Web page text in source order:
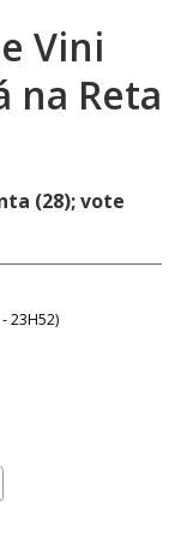
Vini
na Reta
(28); vote
23H52)